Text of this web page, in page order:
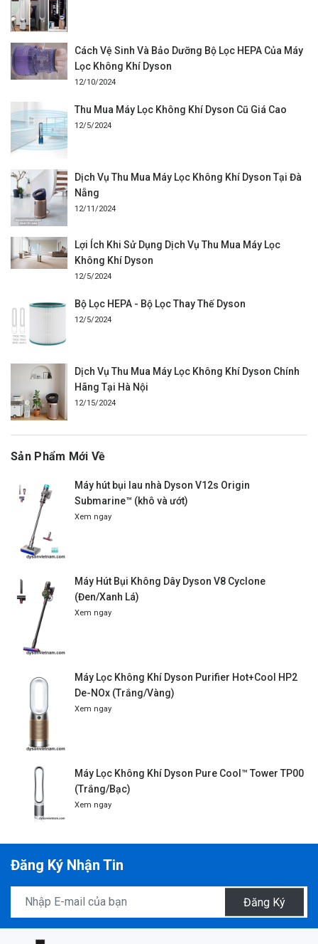
Cách Vệ Sinh Và Bảo Dưỡng Bộ Lọc HEPA Của Máy
Lọc Không Khí Dyson
12/10/2024
Thu Mua Máy Lọc Không Khí Dyson Cũ Giá Cao
12/5/2024
Dịch Vụ Thu Mua Máy Lọc Không Khí Dyson Tại Đà
Nẵng
12/11/2024
Lợi Ích Khi Sử Dụng Dịch Vụ Thu Mua Máy Lọc
Không Khí Dyson
12/5/2024
Bộ Lọc HEPA - Bộ Lọc Thay Thế Dyson
12/5/2024
Dịch Vụ Thu Mua Máy Lọc Không Khí Dyson Chính
Hãng Tại Hà Nội
12/15/2024
Sản Phẩm Mới Về
Máy hút bụi lau nhà Dyson V12s Origin
Submarine™ (khô và ướt)
Xem ngay
Máy Hút Bụi Không Dây Dyson V8 Cyclone
(Đen/Xanh Lá)
Xem ngay
Máy Lọc Không Khí Dyson Purifier Hot+Cool HP2
De-NOx (Trắng/Vàng)
Xem ngay
Máy Lọc Không Khí Dyson Pure Cool™ Tower TP00
(Trắng/Bạc)
Xem ngay
Đăng Ký Nhận Tin
Đăng Ký